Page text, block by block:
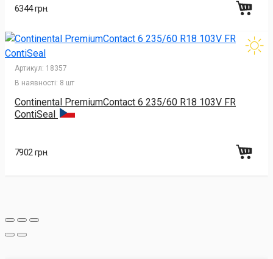
6344 грн.
Артикул: 18357
В наявності: 8 шт
Continental PremiumContact 6 235/60 R18 103V FR
ContiSeal
7902 грн.